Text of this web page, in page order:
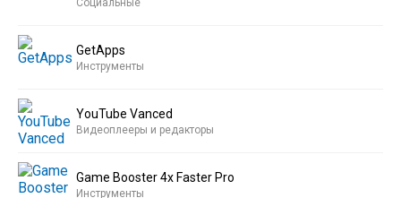
GetApps
Инструменты
YouTube Vanced
Видеоплееры и редакторы
Game Booster 4x Faster Pro
Инструменты